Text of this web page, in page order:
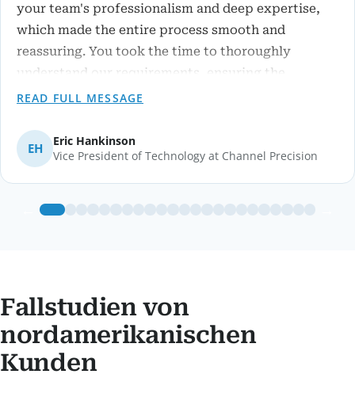
your team's professionalism and deep expertise,
which made the entire process smooth and
reassuring. You took the time to thoroughly
understand our requirements, ensuring the
solution was perfectly tailored to our needs. A
analysis and image generation capabilities have
truly exceeded our expectations. The results are
not only accurate but also visually compelling, and
we're incredibly satisfied with how everything
READ FULL MESSAGE
Eric Hankinson
Vice President of Technology at Channel Precision
Fallstudien von
nordamerikanischen
Kunden